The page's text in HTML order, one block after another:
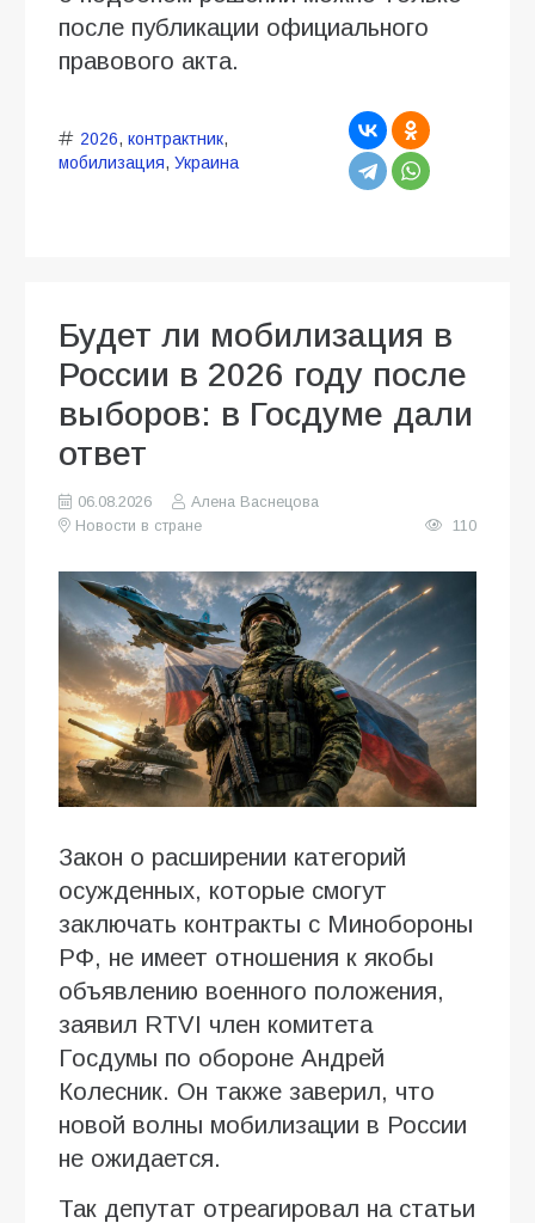
после публикации официального
правового акта.
2026, контрактник,
мобилизация, Украина
Будет ли мобилизация в
России в 2026 году после
выборов: в Госдуме дали
ответ
06.08.2026
Алена Васнецова
Новости в стране
110
Закон о расширении категорий
осужденных, которые смогут
заключать контракты с Минобороны
РФ, не имеет отношения к якобы
объявлению военного положения,
заявил RTVI член комитета
Госдумы по обороне Андрей
Колесник. Он также заверил, что
новой волны мобилизации в России
не ожидается.
Так депутат отреагировал на статьи